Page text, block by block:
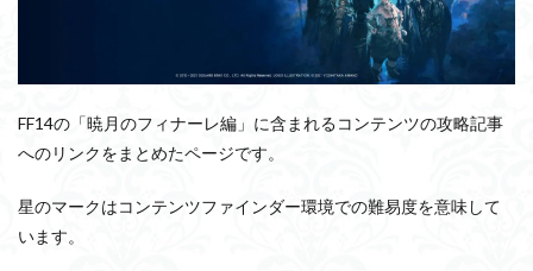
FF14の「暁月のフィナーレ編」に含まれるコンテンツの攻略記事
へのリンクをまとめたページです。
星のマークはコンテンツファインダー環境での難易度を意味して
います。